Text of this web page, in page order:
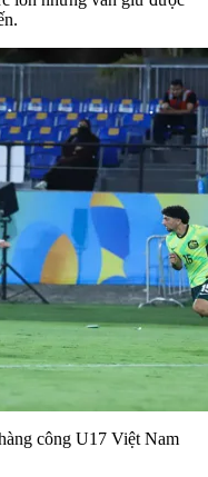
công U17 Việt Nam